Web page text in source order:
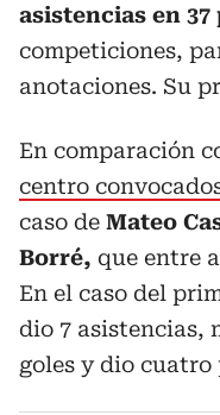
asistencias en
competiciones,
anotaciones. Su
En comparación
centro
caso de Mateo
Borré, que entre
En el caso del
dio 7 asistencias,
goles y dio cuatro